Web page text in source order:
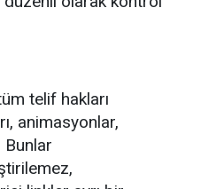
telif hakları
animasyonlar,
Bunlar